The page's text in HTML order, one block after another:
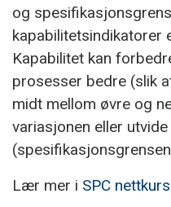
og
kapabilitetsindikatorer
Kapabilitet kan
prosesser bedre (slik
midt mellom øvre og
variasjonen eller
Lær mer i SPC nettkurs